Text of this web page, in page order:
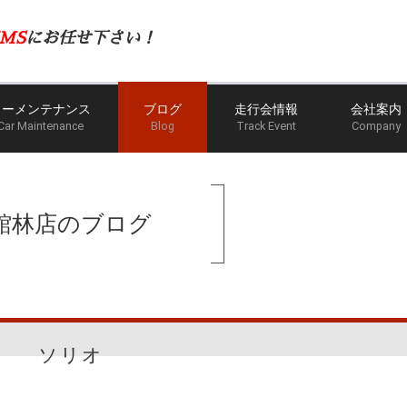
にお任せ下さい！
ーメンテナンス
Maintenance
ブログ
Blog
走行会情報
Track Event
会社案内
Company
林店のブログ
ソリオ